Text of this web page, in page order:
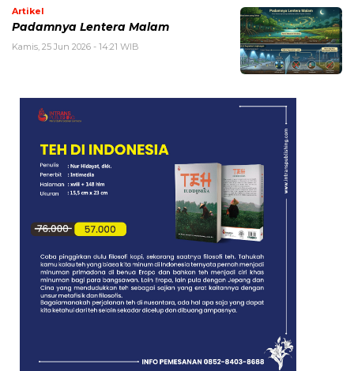
Artikel
Padamnya Lentera Malam
Kamis, 25 Jun 2026 - 14:21 WIB